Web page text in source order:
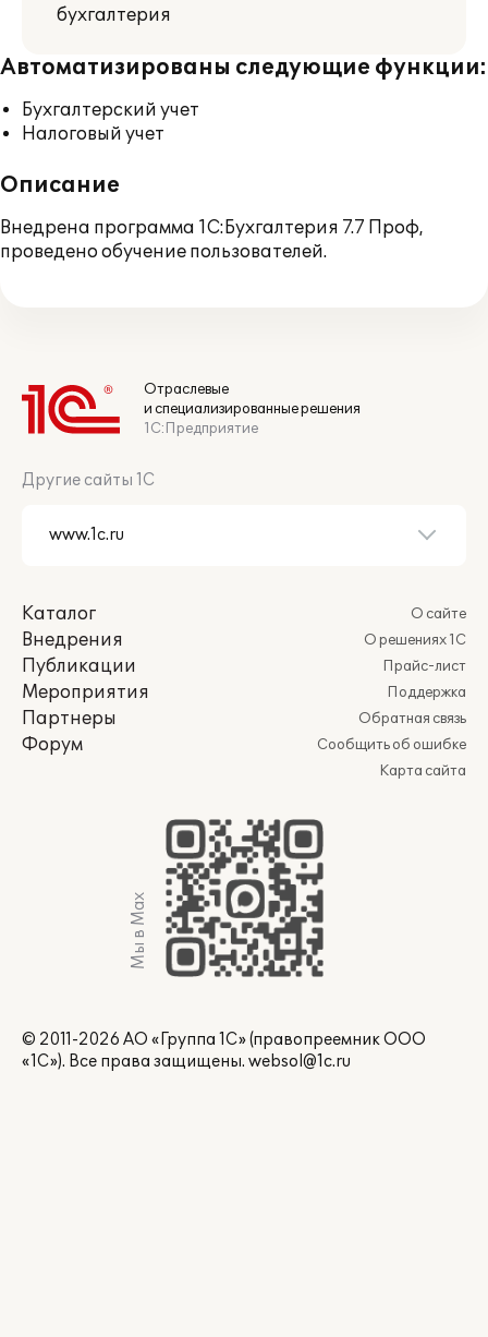
бухгалтерия
Автоматизированы следующие функции:
Бухгалтерский учет
Налоговый учет
Описание
Внедрена программа 1С:Бухгалтерия 7.7 Проф,
проведено обучение пользователей.
Отраслевые
и специализированные решения
1С:Предприятие
Другие сайты 1С
Каталог
Внедрения
Публикации
Мероприятия
Партнеры
Форум
О сайте
О решениях 1С
Прайс-лист
Поддержка
Обратная связь
Сообщить об ошибке
Карта сайта
Мы в Max
© 2011-2026 АО «Группа 1С» (правопреемник ООО
«1С»). Все права защищены. websol@1c.ru